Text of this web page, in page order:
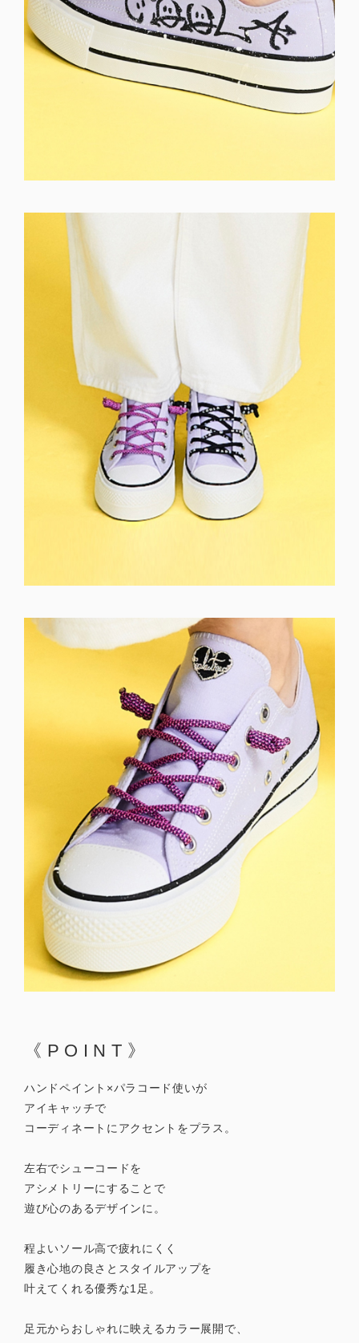
《POINT》
ハンドペイント×パラコード使いが
アイキャッチで
コーディネートにアクセントをプラス。
左右でシューコードを
アシメトリーにすることで
遊び心のあるデザインに。
程よいソール高で疲れにくく
履き心地の良さとスタイルアップを
叶えてくれる優秀な1足。
足元からおしゃれに映えるカラー展開で、